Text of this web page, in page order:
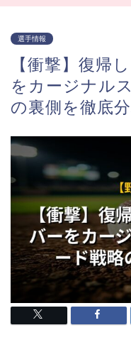
選手情報
【衝撃】復帰
をカージナル
の裏側を徹底